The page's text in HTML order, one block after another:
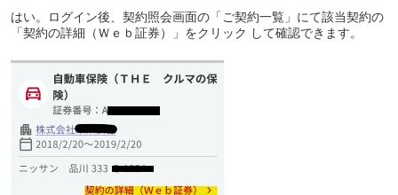
はい。ログイン後、契約照会画面の「ご契約一覧」にて該当契約の
「契約の詳細（Ｗｅｂ証券）」をクリック して確認できます。